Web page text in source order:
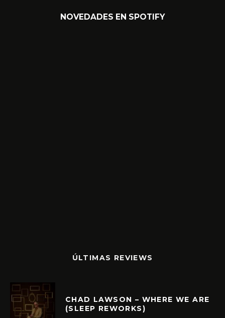
NOVEDADES EN SPOTIFY
ÚLTIMAS REVIEWS
CHAD LAWSON – WHERE WE ARE
(SLEEP REWORKS)